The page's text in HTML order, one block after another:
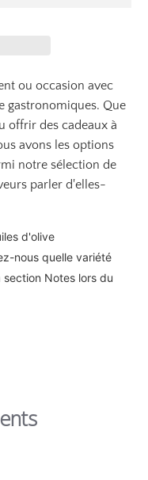
ou occasion avec
gastronomiques. Que
offrir des cadeaux à
avons les options
notre sélection de
parler d'elles-
d'olive
nous quelle variété
Notes lors du